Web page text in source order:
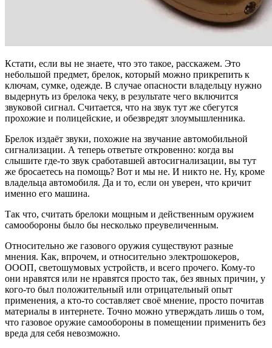
Кстати, если вы не знаете, что это такое, расскажем. Это
небольшой предмет, брелок, который можно прикрепить к
ключам, сумке, одежде. В случае опасности владельцу нужно
выдернуть из брелока чеку, в результате чего включится
звуковой сигнал. Считается, что на звук тут же сбегутся
прохожие и полицейские, и обезвредят злоумышленника.
Брелок издаёт звуки, похожие на звучание автомобильной
сигнализации. А теперь ответьте откровенно: когда вы
слышите где-то звук сработавшей автосигнализации, вы тут
же бросаетесь на помощь? Вот и мы не. И никто не. Ну, кроме
владельца автомобиля. Да и то, если он уверен, что кричит
именно его машина.
Так что, считать брелоки мощным и действенным оружием
самообороны было бы несколько преувеличенным.
Относительно же газового оружия существуют разные
мнения. Как, впрочем, и относительно электрошокеров,
ОООП, светошумовых устройств, и всего прочего. Кому-то
они нравятся или не нравятся просто так, без явных причин, у
кого-то был положительный или отрицательный опыт
применения, а кто-то составляет своё мнение, просто почитав
материалы в интернете. Точно можно утверждать лишь о том,
что газовое оружие самообороны в помещении применить без
вреда для себя невозможно.